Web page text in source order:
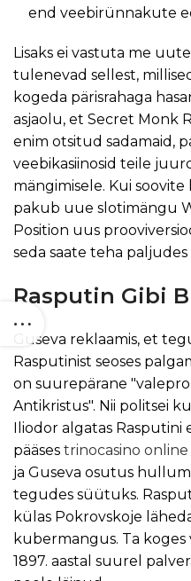
end veebirünnakute
Lisaks ei vastuta me
tulenevad sellest,
kogeda pärisrahaga
asjaolu, et Secret Monk
enim otsitud sadamaid,
veebikasiinosid teile
mängimisele. Kui
pakub uue slotimängu
Position uus
seda saate teha paljudes
Rasputin Gibi
Guseva reklaamis, et
Rasputinist seoses
on suurepärane
Antikristus". Nii politsei
Iliodor algatas Rasputini
pääses trinocasino online
ja Guseva osutus
tegudes süütuks.
külas Pokrovskoje
kubermangus. Ta
1897. aastal suurel